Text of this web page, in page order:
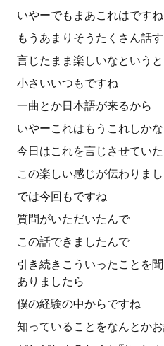
いやーでもまあこれはですね
もうあまりそうたくさん話
言じたまま楽しいなという
小さいいつもですね
一曲とか日本語が来るから
いやーこれはもうこれしか
今日はこれを言じさせてい
この楽しい感じが伝わりま
では今回もですね
質問がいただいたんで
この話できましたんで
引き続きこういったことを
ありましたら
僕の経験の中からですね
知っていることをなんとか